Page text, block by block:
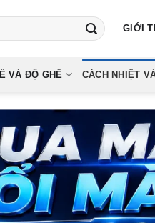
GIỚI
VÀ ĐỘ GHẾ CÁCH NHIỆT